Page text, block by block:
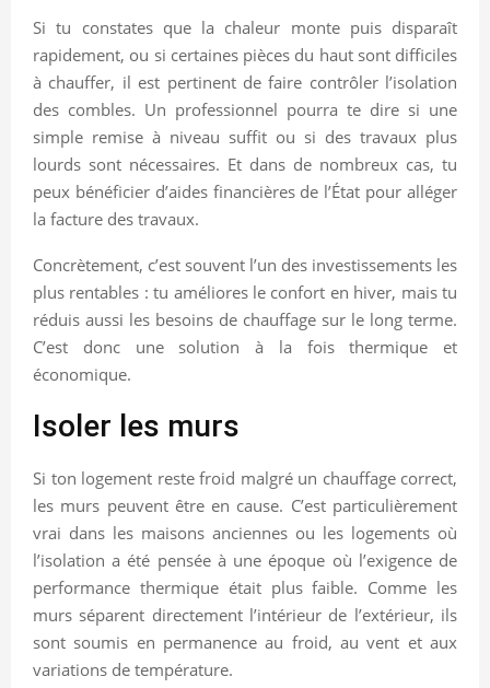
Si tu constates que la chaleur monte puis disparaît
rapidement, ou si certaines pièces du haut sont difficiles
à chauffer, il est pertinent de faire contrôler l’isolation
des combles. Un professionnel pourra te dire si une
simple remise à niveau suffit ou si des travaux plus
lourds sont nécessaires. Et dans de nombreux cas, tu
peux bénéficier d’aides financières de l’État pour alléger
la facture des travaux.
Concrètement, c’est souvent l’un des investissements les
plus rentables : tu améliores le confort en hiver, mais tu
réduis aussi les besoins de chauffage sur le long terme.
C’est donc une solution à la fois thermique et
économique.
Isoler les murs
Si ton logement reste froid malgré un chauffage correct,
les murs peuvent être en cause. C’est particulièrement
vrai dans les maisons anciennes ou les logements où
l’isolation a été pensée à une époque où l’exigence de
performance thermique était plus faible. Comme les
murs séparent directement l’intérieur de l’extérieur, ils
sont soumis en permanence au froid, au vent et aux
variations de température.